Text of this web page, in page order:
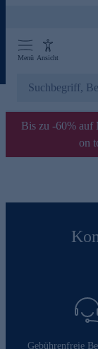
Menü Ansicht
Bis zu -60% auf
on
Gebührenfreie